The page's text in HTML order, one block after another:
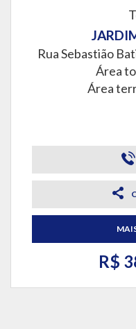
Rua Sebastião
Área
Área
R$